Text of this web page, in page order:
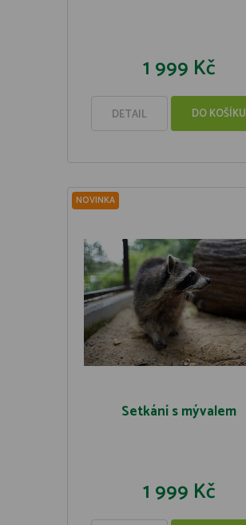
1 999 Kč
DETAIL DO KOŠÍKU
NOVINKA
Setkání s mývalem
1 999 Kč